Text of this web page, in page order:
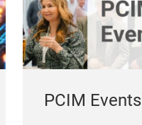
PCIM Events